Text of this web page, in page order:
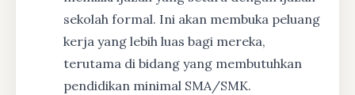
sekolah formal. Ini akan membuka peluang
kerja yang lebih luas bagi mereka,
terutama di bidang yang membutuhkan
pendidikan minimal SMA/SMK.